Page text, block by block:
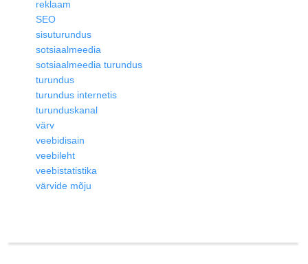
reklaam
SEO
sisuturundus
sotsiaalmeedia
sotsiaalmeedia turundus
turundus
turundus internetis
turunduskanal
värv
veebidisain
veebileht
veebistatistika
värvide mõju